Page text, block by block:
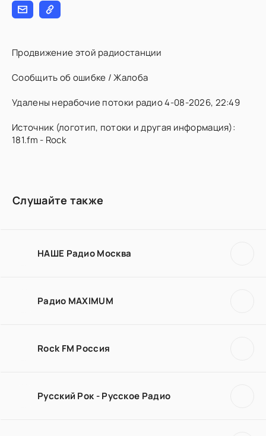
Продвижение этой радиостанции
Сообщить об ошибке / Жалоба
Удалены нерабочие потоки радио 4-08-2026, 22:49
Источник (логотип, потоки и другая информация):
181.fm - Rock
Слушайте также
НАШЕ Радио Москва
Радио MAXIMUM
Rock FM Россия
Русский Рок - Русское Радио